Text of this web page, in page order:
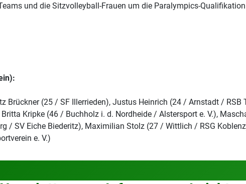
und die Sitzvolleyball-Frauen um die Paralympics-
Brückner (25 / SF Illerrieden), Justus Heinrich (24 / Arnstadt /
Kripke (46 / Buchholz i. d. Nordheide / Alstersport e. V.),
/ SV Eiche Biederitz), Maximilian Stolz (27 / Wittlich / RSG
e. V.)